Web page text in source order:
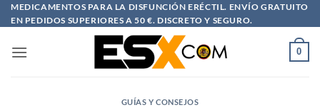
Saltar
al
MEDICAMENTOS PARA LA DISFUNCIÓN ERÉCTIL. ENVÍO GRATUITO
EN PEDIDOS SUPERIORES A 50 €. DISCRETO Y SEGURO.
0
GUÍAS Y CONSEJOS